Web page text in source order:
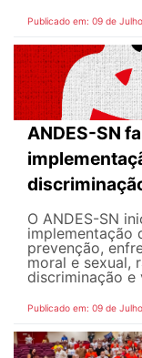
Publicado em: 09 de
ANDES-SN
O ANDES-SN
implementação
prevenção,
moral e sexual,
discriminação e
Publicado em: 09 de